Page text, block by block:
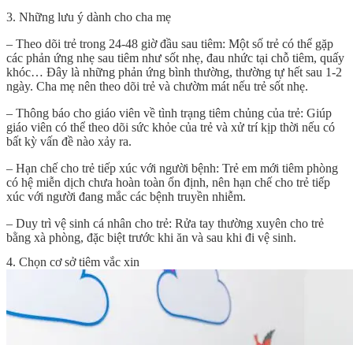
3. Những lưu ý dành cho cha mẹ
– Theo dõi trẻ trong 24-48 giờ đầu sau tiêm: Một số trẻ có thể gặp
các phản ứng nhẹ sau tiêm như sốt nhẹ, đau nhức tại chỗ tiêm, quấy
khóc… Đây là những phản ứng bình thường, thường tự hết sau 1-2
ngày. Cha mẹ nên theo dõi trẻ và chườm mát nếu trẻ sốt nhẹ.
– Thông báo cho giáo viên về tình trạng tiêm chủng của trẻ: Giúp
giáo viên có thể theo dõi sức khỏe của trẻ và xử trí kịp thời nếu có
bất kỳ vấn đề nào xảy ra.
– Hạn chế cho trẻ tiếp xúc với người bệnh: Trẻ em mới tiêm phòng
có hệ miễn dịch chưa hoàn toàn ổn định, nên hạn chế cho trẻ tiếp
xúc với người đang mắc các bệnh truyền nhiễm.
– Duy trì vệ sinh cá nhân cho trẻ: Rửa tay thường xuyên cho trẻ
bằng xà phòng, đặc biệt trước khi ăn và sau khi đi vệ sinh.
4. Chọn cơ sở tiêm vắc xin